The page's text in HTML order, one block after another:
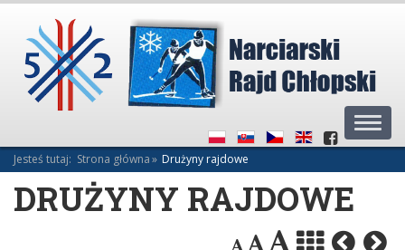
dostępności
do
głównej
treści
do
menu
do
stopki
menu
Jesteś tutaj: Strona główna Drużyny rajdowe
DRUŻYNY RAJDOWE